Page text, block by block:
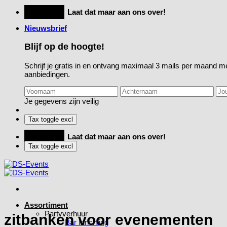
inhoud
Laat dat maar aan ons over!
Nieuwsbrief
Blijf op de hoogte!
Schrijf je gratis in en ontvang maximaal 3 mails per maand
aanbiedingen.
Je gegevens zijn veilig
Laat dat maar aan ons over!
Assortiment
Partyverhuur
Bar Inrichting
zitbanken voor evenementen